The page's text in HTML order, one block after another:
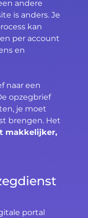
andere
is anders. Je
kan
per account
en
naar een
opzegbrief
je moet
brengen. Het
makkelijker,
portal